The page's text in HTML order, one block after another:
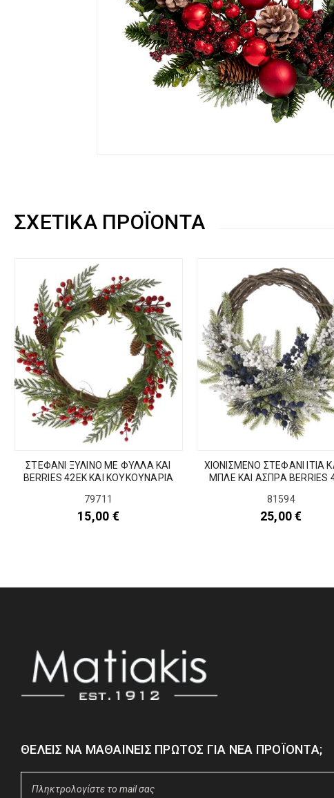
ΣΧΕΤΙΚΆ ΠΡΟΪΌΝΤΑ
ΣΤΕΦΑΝΙ ΞΥΛΙΝΟ ΜΕ ΦΥΛΛΑ ΚΑΙ
BERRIES 42EK ΚΑΙ ΚΟΥΚΟΥΝΑΡΙΑ
79711
15,00 €
ΧΙΟΝΙΣΜΕΝΟ ΣΤΕΦΑΝΙ ΙΤΙΑ
ΜΠΛΕ ΚΑΙ ΑΣΠΡΑ BERRIES
81594
25,00€
ΘΈΛΕΙΣ ΝΑ ΜΑΘΑΊΝΕΙΣ ΠΡΏΤΟΣ ΓΙΑ ΝΈΑ ΠΡΟΪΌΝΤΑ;